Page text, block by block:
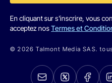
En cliquant sur s'inscrire, vous
acceptez nosTermes et
© 2026 Talmont Media SAS.